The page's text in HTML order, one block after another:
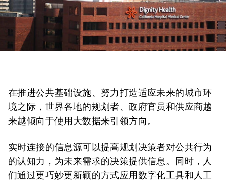
在推进公共基础设施、努力打造适应未来的城市环
境之际，世界各地的规划者、政府官员和供应商越
来越倾向于使用大数据来引领方向。
实时连接的信息源可以提高规划决策者对公共行为
的认知力，为未来需求的决策提供信息。同时，人
们通过更巧妙更新颖的方式应用数字化工具和人工